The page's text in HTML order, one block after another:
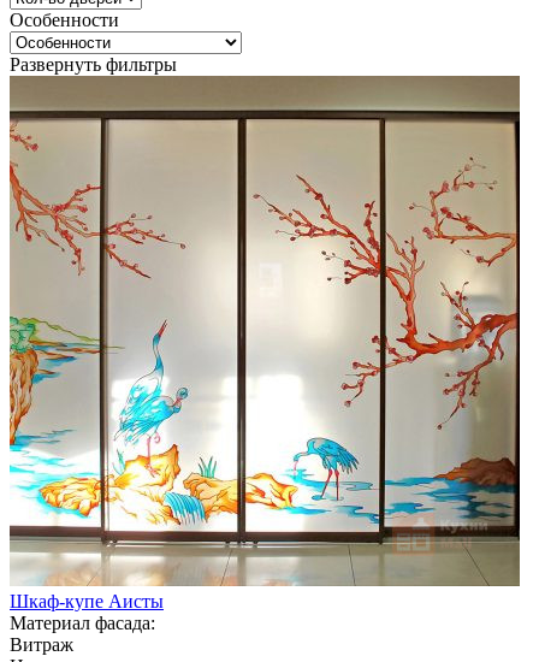
Особенности
Развернуть фильтры
Шкаф-купе Аисты
Материал фасада:
Витраж